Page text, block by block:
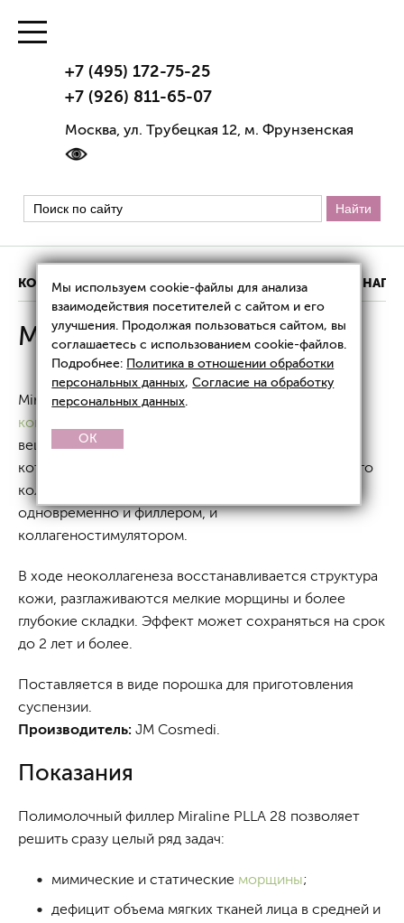
+7 (495) 172-75-25
+7 (926) 811-65-07
Москва, ул. Трубецкая 12, м. Фрунзенская
КОНТАКТЫ ИНФОРМАЦИЯ О КЛИНИКЕ НАШИ
Miraline
Miraline PLLA 28 — препарат для проведения
контурной пластики
веществом является поли-L-молочная кислота,
которая способствует выработке нового, молодого
коллагена в коже. Поэтому он является
одновременно и филлером, и
коллагеностимулятором.
В ходе неоколлагенеза восстанавливается структура
кожи, разглаживаются мелкие морщины и более
глубокие складки. Эффект может сохраняться на срок
до 2 лет и более.
Поставляется в виде порошка для приготовления
суспензии.
Производитель: JM Cosmedi.
Показания
Полимолочный филлер Miraline PLLA 28 позволяет
решить сразу целый ряд задач:
мимические и статические морщины;
дефицит объема мягких тканей лица в средней и
Мы используем cookie-файлы для анализа
взаимодействия посетителей с сайтом и его
улучшения. Продолжая пользоваться сайтом, вы
соглашаетесь с использованием cookie-файлов.
Подробнее: Политика в отношении обработки
персональных данных,Согласие на обработку
персональных данных.
OK